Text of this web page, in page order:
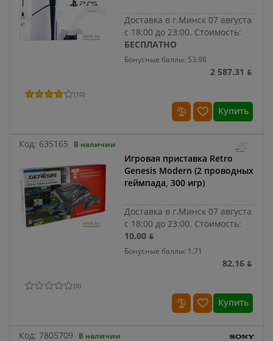
Доставка в г.Минск 07 августа
с 18:00 до 23:00. Стоимость:
БЕСПЛАТНО
Бонусные баллы: 53.98
2 587.31 ƃ
(10)
Купить
Код: 635165 В наличии
Игровая приставка Retro
Genesis Modern (2 проводных
геймпада, 300 игр)
Доставка в г.Минск 07 августа
с 18:00 до 23:00. Стоимость:
10.00 ƃ
Бонусные баллы: 1.71
82.16 ƃ
(0)
Купить
Код: 7805709 В наличии